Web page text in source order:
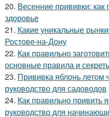
20. Весенние прививки: как
здоровье
21. Какие уникальные
Ростове-на-Дону
22. Как правильно
основные правила и
23. Прививка яблонь летом
руководство для садоводов
24. Как правильно привить
руководство для